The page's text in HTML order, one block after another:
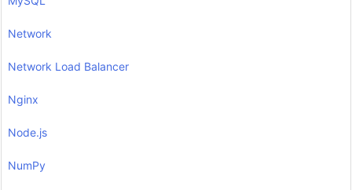
Network
Network Load Balancer
Nginx
Node.js
NumPy